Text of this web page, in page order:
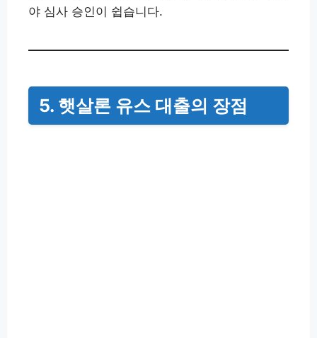
야 심사 승인이 쉽습니다.
5. 햇살론 유스 대출의 장점